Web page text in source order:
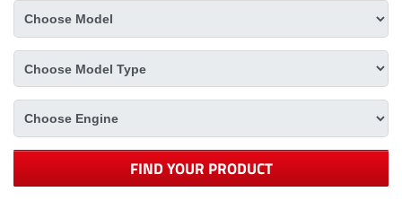
FIND YOUR PRODUCT